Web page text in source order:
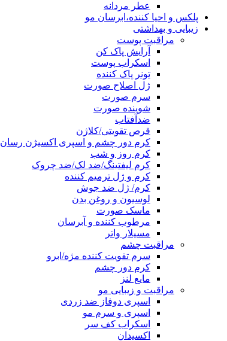
عطر مردانه
پلکس و احیا کننده،ابرسان مو
زیبایی و بهداشتی
مراقبت پوست
آرایش پاک کن
اسکراب پوست
تونر پاک کننده
ژل اصلاح صورت
سرم صورت
شوینده صورت
ضدآفتاب
قرص تقویتی/کلاژن
کرم دور چشم و اسپری اکسیژن رسان
کرم روز و شب
کرم لیفتینگ/ضد لک/ضد چروک
کرم و ژل ترمیم کننده
کرم/ ژل ضد جوش
لوسیون و روغن بدن
ماسک صورت
مرطوب کننده و آبرسان
مسیلار واتر
مراقبت چشم
سرم تقویت کننده مژه/ابرو
کرم دور چشم
مایع لنز
مراقبت و زیبایی مو
اسپری دوفاز ضد زردی
اسپری و سرم مو
اسکراب کف سر
اکسیدان